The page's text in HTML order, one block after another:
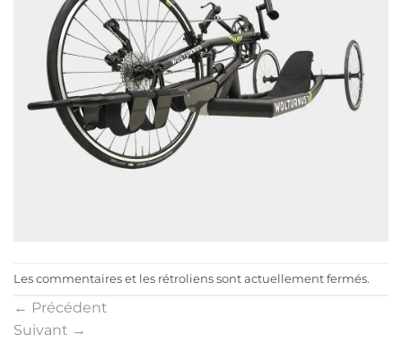
Les commentaires et les rétroliens sont actuellement fermés.
← Précédent
Suivant →